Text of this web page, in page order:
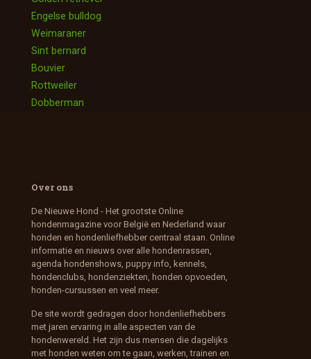
Engelse bulldog
Weimaraner
Sint bernard
Bouvier
Rottweiler
Dobberman
Over ons
De Nieuwe Hond - Het grootste Online
hondenmagazine voor België en Nederland waar
honden en hondenliefhebber centraal staan. Online
informatie en nieuws over alle hondenrassen,
agenda hondenshows, puppy info, kennels,
hondenclubs, hondenziekten, honden opvoeden,
honden-cursussen en veel meer.
De site wordt gedragen door hondenliefhebbers
met jaren ervaring in alle aspecten van de
hondenwereld. Het zijn dus mensen die dagelijks
met honden weten om te gaan, werken, trainen en